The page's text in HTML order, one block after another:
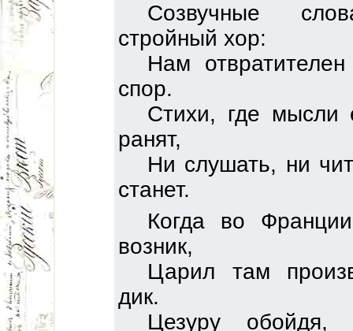
Созвучные
стройный хор:
Нам
спор.
Стихи, где мысли
ранят,
Ни слушать, ни
станет.
Когда во
возник,
Царил там
дик.
Цезуру обойдя,